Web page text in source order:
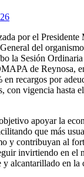
por el
del
la Sesión
de Reynosa,
recargos por
con vigencia hasta
apoyar la
que más
y contribuyan al
invirtiendo en el
y alcantarillado en la